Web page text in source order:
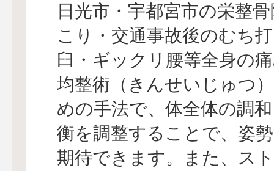
日光市・宇都宮市の栄整
こり・交通事故後のむち
臼・ギックリ腰等全身の
均整術（きんせいじゅつ
めの手法で、体全体の調
衡を調整することで、姿
期待できます。また、ス